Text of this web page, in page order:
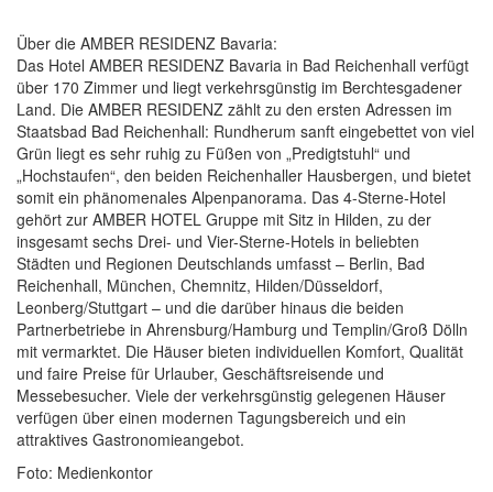
Über die AMBER RESIDENZ Bavaria:
Das Hotel AMBER RESIDENZ Bavaria in Bad Reichenhall verfügt
über 170 Zimmer und liegt verkehrsgünstig im Berchtesgadener
Land. Die AMBER RESIDENZ zählt zu den ersten Adressen im
Staatsbad Bad Reichenhall: Rundherum sanft eingebettet von viel
Grün liegt es sehr ruhig zu Füßen von „Predigtstuhl“ und
„Hochstaufen“, den beiden Reichenhaller Hausbergen, und bietet
somit ein phänomenales Alpenpanorama. Das 4-Sterne-Hotel
gehört zur AMBER HOTEL Gruppe mit Sitz in Hilden, zu der
insgesamt sechs Drei- und Vier-Sterne-Hotels in beliebten
Städten und Regionen Deutschlands umfasst – Berlin, Bad
Reichenhall, München, Chemnitz, Hilden/Düsseldorf,
Leonberg/Stuttgart – und die darüber hinaus die beiden
Partnerbetriebe in Ahrensburg/Hamburg und Templin/Groß Dölln
mit vermarktet. Die Häuser bieten individuellen Komfort, Qualität
und faire Preise für Urlauber, Geschäftsreisende und
Messebesucher. Viele der verkehrsgünstig gelegenen Häuser
verfügen über einen modernen Tagungsbereich und ein
attraktives Gastronomieangebot.
Foto: Medienkontor